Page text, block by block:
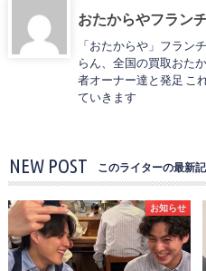
おたからやフラン
「おたからや」フラン
らん、全国の買取おた
者オーナー達と発足 こ
ていきます
NEW POST このライターの最新
お知らせ